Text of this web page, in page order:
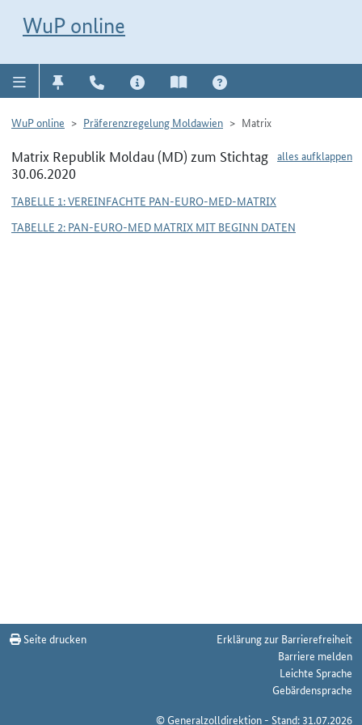
WuP online
WuP online Präferenzregelung Moldawien Matrix
alles aufklappen
Matrix Republik Moldau (MD) zum Stichtag
30.06.2020
TABELLE 1: VEREINFACHTE PAN-EURO-MED-MATRIX
TABELLE 2: PAN-EURO-MED MATRIX MIT BEGINN DATEN
Seite drucken
Erklärung zur Barrierefreiheit
Barriere melden
Leichte Sprache
Gebärdensprache
© Generalzolldirektion - Stand: 31.07.2026